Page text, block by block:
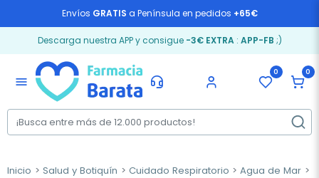
Envíos GRATIS a Península en pedidos +65€
Descarga nuestra APP y consigue -3€ EXTRA: APP-FB ;)
menu
0 0
Inicio Salud y Botiquín Cuidado Respiratorio Agua de Mar